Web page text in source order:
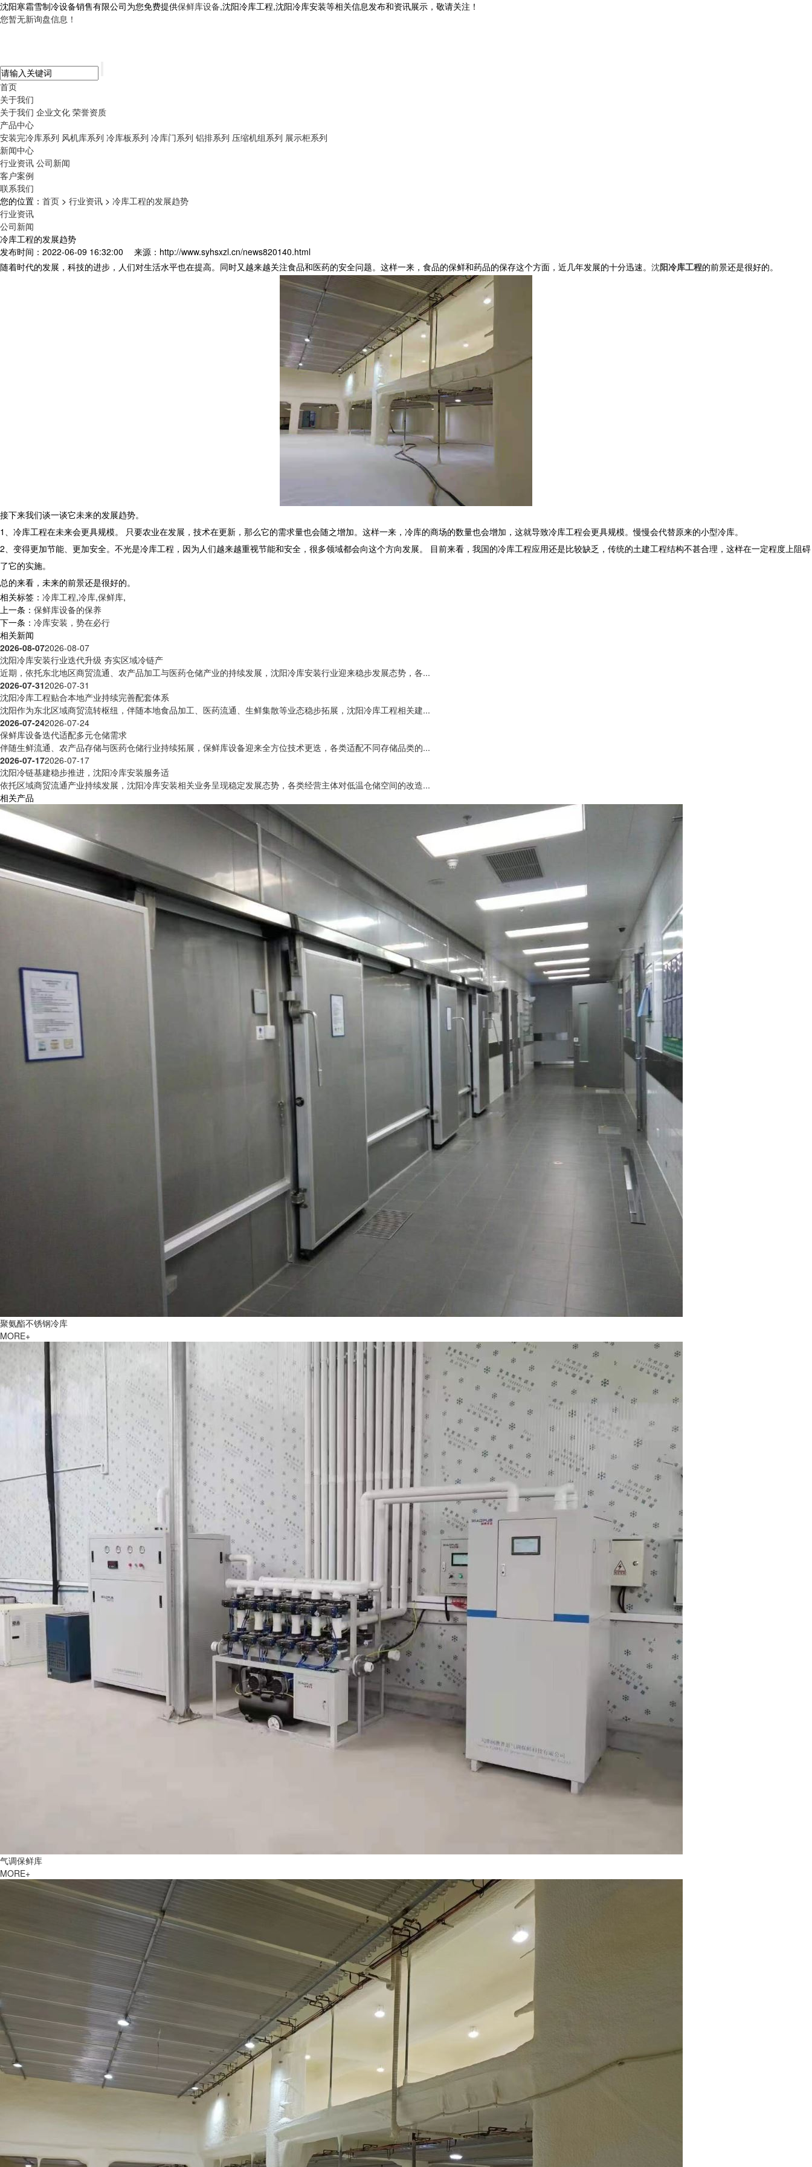
沈阳寒霜雪制冷设备销售有限公司为您免费提供保鲜库设备,沈阳冷库工程,沈阳冷库安装等相关信息发布和资讯展示，敬请关注！
您暂无新询盘信息！
首页
关于我们
关于我们 企业文化 荣誉资质
产品中心
安装完冷库系列 风机库系列 冷库板系列 冷库门系列 铝排系列 压缩机组系列 展示柜系列
新闻中心
行业资讯 公司新闻
客户案例
联系我们
您的位置： 首页 > 行业资讯 > 冷库工程的发展趋势
行业资讯
公司新闻
冷库工程的发展趋势
发布时间：2022-06-09 16:32:00
来源：http://www.syhsxzl.cn/news820140.html
随着时代的发展，科技的进步，人们对生活水平也在提高。同时又越来越关注食品和医药的安全问题。这样一来，食品的保鲜和药品的保存这个方面，近几年发展的十分迅速。 沈阳冷库工程的前景还是很好的。
接下来我们谈一谈它未来的发展趋势。
1、冷库工程在未来会更具规模。 只要农业在发展，技术在更新，那么它的需求量也会随之增加。这样一来，冷库的商场的数量也会增加，这就导致冷库工程会更具规模。慢慢会代替原来的小型冷库。
2、变得更加节能、更加安全。不光是冷库工程，因为人们越来越重视节能和安全，很多领域都会向这个方向发展。 目前来看，我国的冷库工程应用还是比较缺乏，传统的土建工程结构不甚合理，这样在一定程度上阻碍
了它的实施。
总的来看，未来的前景还是很好的。
相关标签： 冷库工程,冷库,保鲜库,
上一条： 保鲜库设备的保养
下一条： 冷库安装，势在必行
相关新闻
2026-08-072026-08-07
沈阳冷库安装行业迭代升级 夯实区域冷链产
近期，依托东北地区商贸流通、农产品加工与医药仓储产业的持续发展，沈阳冷库安装行业迎来稳步发展态势，各...
2026-07-312026-07-31
沈阳冷库工程贴合本地产业持续完善配套体系
沈阳作为东北区域商贸流转枢纽，伴随本地食品加工、医药流通、生鲜集散等业态稳步拓展，沈阳冷库工程相关建...
2026-07-242026-07-24
保鲜库设备迭代适配多元仓储需求
伴随生鲜流通、农产品存储与医药仓储行业持续拓展，保鲜库设备迎来全方位技术更迭，各类适配不同存储品类的...
2026-07-172026-07-17
沈阳冷链基建稳步推进，沈阳冷库安装服务适
依托区域商贸流通产业持续发展，沈阳冷库安装相关业务呈现稳定发展态势，各类经营主体对低温仓储空间的改造...
相关产品
聚氨酯不锈钢冷库
MORE+
气调保鲜库
MORE+